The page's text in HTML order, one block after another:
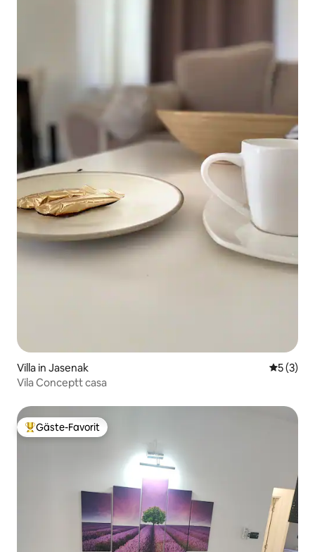
Villa in Jasenak
5 (3)
Vila Conceptt casa
Beliebter Gäste-Favorit.
Gäste-Favorit